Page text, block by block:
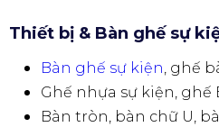
Thiết bị & Bàn ghế sự
Bàn ghế sự kiện, ghế
Ghế nhựa sự kiện,
Bàn tròn, bàn chữ U,